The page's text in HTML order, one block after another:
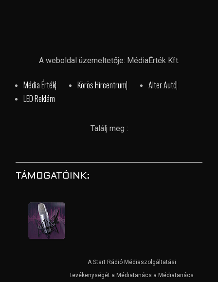
A weboldal üzemeltetője: MédiaÉrték Kft.
Média Érték Körös Hírcentrum
Alter Autó
LED Reklám
Találj meg :
TÁMOGATÓINK:
A Start Rádió Médiaszolgáltatási
tevékenységét a Médiatanács a Médiatanács